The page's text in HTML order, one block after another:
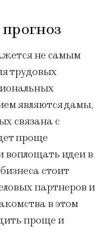
не самым
трудовых
являются дамы,
связана с
проще
воплощать идеи в
стоит
партнеров и
в этом
проще и